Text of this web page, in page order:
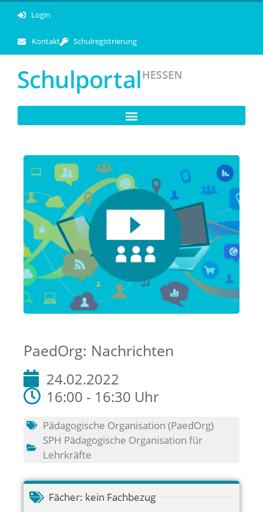
Login
Kontakt Schulregistrierung
PaedOrg: Nachrichten
24.02.2022
16:00 - 16:30 Uhr
Pädagogische Organisation (PaedOrg)
SPH Pädagogische Organisation für
Lehrkräfte
Fächer: kein Fachbezug